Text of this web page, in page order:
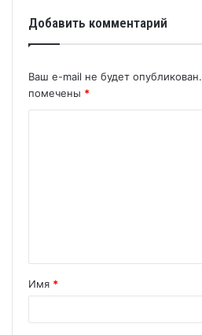
Добавить комментарий
Ваш e-mail не будет опубликован.
помечены *
Имя *